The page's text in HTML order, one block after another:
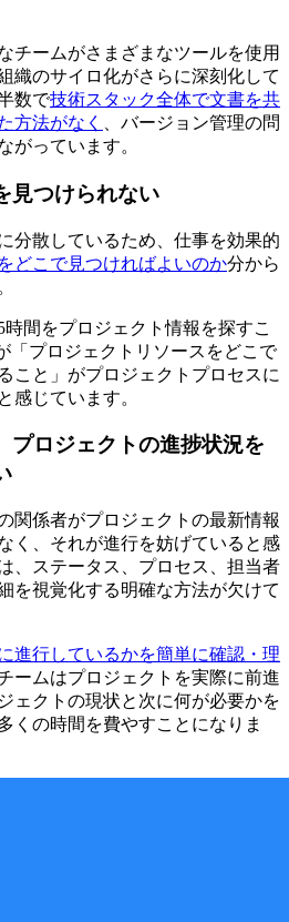
チームがさまざまなツールを使用
織のサイロ化がさらに深刻化して
数で技術スタック全体で文書を共
方法がなく
、バージョン管理の問
がっています。
見つけられない
分散しているため、仕事を効果的
どこで見つければよいのか分から
間をプロジェクト情報を探すこ
「プロジェクトリソースをどこで
こと」がプロジェクトプロセスに
感じています。
プロジェクトの進捗状況を
関係者がプロジェクトの最新情報
く、それが進行を妨げていると感
、ステータス、プロセス、担当者
を視覚化する明確な方法が欠けて
進行しているかを簡単に確認・理
ームはプロジェクトを実際に前進
ェクトの現状と次に何が必要かを
くの時間を費やすことになりま